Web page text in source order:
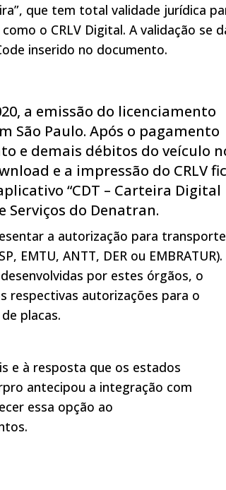
que tem total validade jurídica
o CRLV Digital. A validação se
inserido no documento.
a emissão do licenciamento
São Paulo. Após o pagamento
e demais débitos do veículo
e a impressão do CRLV
“CDT – Carteira Digital
Serviços do Denatran.
a autorização para transporte
EMTU, ANTT, DER ou EMBRATUR).
por estes órgãos, o
respectivas autorizações para o
placas.
e à resposta que os estados
antecipou a integração com
essa opção ao